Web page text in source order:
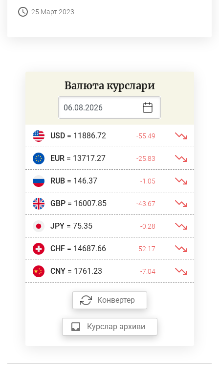
25 Март 2023
Валюта курслари
USD= 11886.72 -55.49
EUR= 13717.27 -25.83
RUB= 146.37 -1.05
GBP= 16007.85 -43.67
JPY= 75.35 -0.28
CHF= 14687.66 -52.17
CNY= 1761.23 -7.04
Конвертер
Курслар архиви